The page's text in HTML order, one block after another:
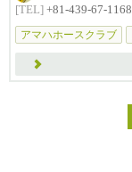
[TEL] +81-439-67-1168
アマハホースクラブ